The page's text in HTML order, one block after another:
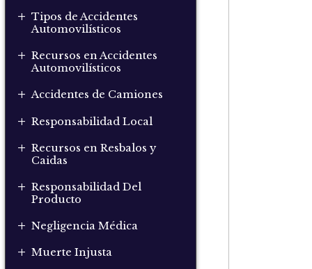
+ Tipos de Accidentes
Automovilísticos
+ Recursos en Accidentes
Automovilísticos
+ Accidentes de Camiones
+ Responsabilidad Local
+ Recursos en Resbalos y
Caidas
+ Responsabilidad Del
Producto
+ Negligencia Médica
+ Muerte Injusta